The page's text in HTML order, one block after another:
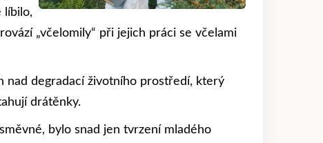
líbilo,
„včelomily“ při jejich práci se včelami
nad degradací životního prostředí, který
drátěnky.
bylo snad jen tvrzení mladého